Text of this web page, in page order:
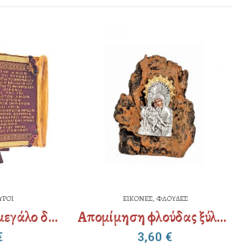
Απομίμηση φλούδας ξύλου – μαγνήτης εικόνα διακοσμημένη (επιλογή Αγίου)
ΕΙΚΟΝΕΣ, ΦΛΟΥΔΕΣ
Απομίμηση φλούδας ξύλου εικόνα διακοσμημένη (επιλογή Αγίου)
4,00 €